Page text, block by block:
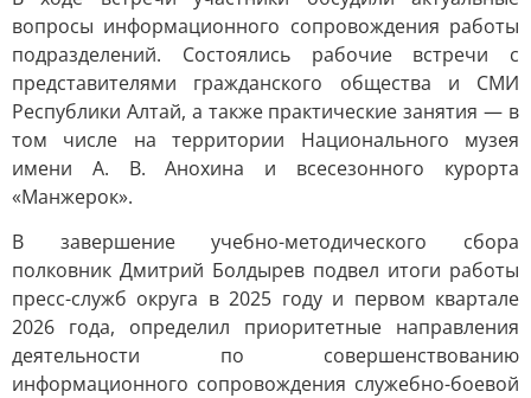
вопросы информационного сопровождения работы
подразделений. Состоялись рабочие встречи с
представителями гражданского общества и СМИ
Республики Алтай, а также практические занятия — в
том числе на территории Национального музея
имени А. В. Анохина и всесезонного курорта
«Манжерок».
В завершение учебно-методического сбора
полковник Дмитрий Болдырев подвел итоги работы
пресс-служб округа в 2025 году и первом квартале
2026 года, определил приоритетные направления
деятельности по совершенствованию
информационного сопровождения служебно-боевой